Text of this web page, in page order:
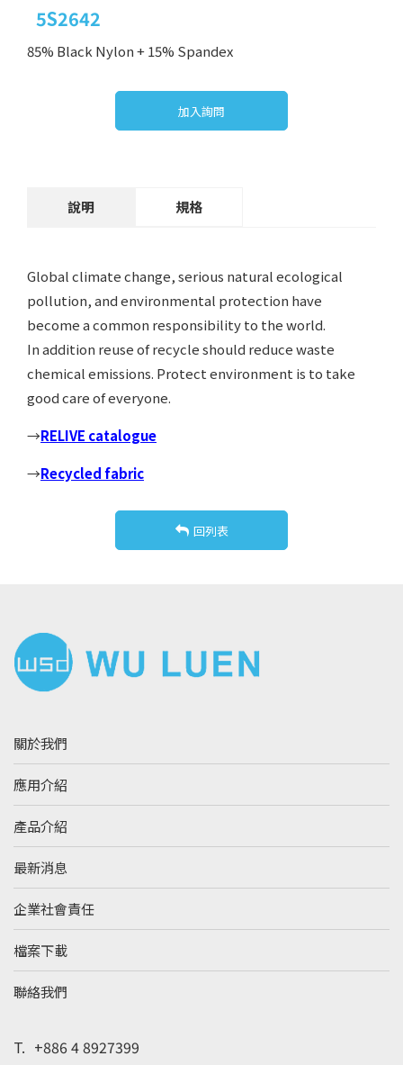
5S2642
85% Black Nylon + 15% Spandex
加入詢問
說明 規格
Global climate change, serious natural ecological
pollution, and environmental protection have
become a common responsibility to the world.
In addition reuse of recycle should reduce waste
chemical emissions. Protect environment is to take
good care of everyone.
→RELIVE catalogue
→Recycled fabric
回列表
T. +886 4 8927399
關於我們
應用介紹
產品介紹
最新消息
企業社會責任
檔案下載
聯絡我們